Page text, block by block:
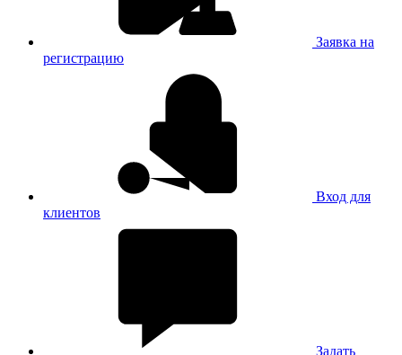
Заявка на
регистрацию
Вход для
клиентов
Задать